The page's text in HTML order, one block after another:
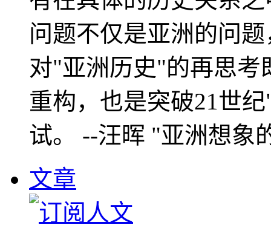
问题不仅是亚洲的问
对"亚洲历史"的再思考
重构，也是突破21世
试。 --汪晖 "亚洲想象
文章